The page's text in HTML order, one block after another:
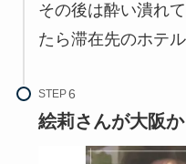
その後は酔い潰れ
たら滞在先のホテ
STEP
絵莉さんが大阪